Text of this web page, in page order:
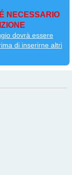
É NECESSARIO
dovrà essere
di inserirne altri